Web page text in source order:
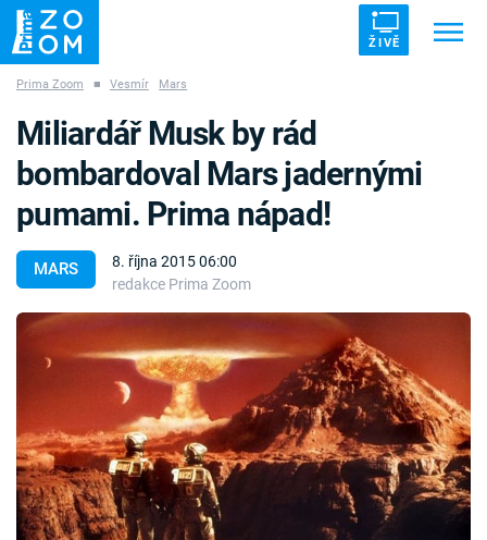
ŽIVĚ
ZÁHADY VETŘELCI DÁVNOVĚKU
Témata
Témata
TV Program
Časopis
Prima Zoom ■ Vesmír Mars
MARS
8. října 2015 06:00
redakce Prima Zoom
Miliardář Musk by rád
bombardoval Mars jadernými
pumami. Prima nápad!